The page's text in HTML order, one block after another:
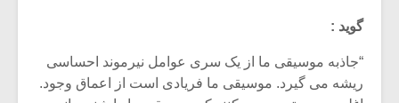
گوید :
“جاذبه موسیقی ما از یک سری عوامل نیرموند احساسی
ریشه می گیرد. موسیقی ما فریادی است از اعماق وجود.